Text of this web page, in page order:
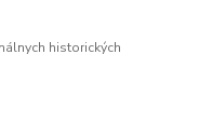
historických